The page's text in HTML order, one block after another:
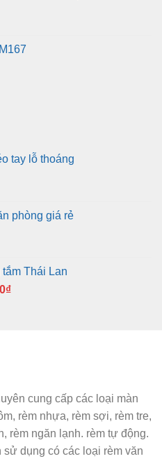
tay lỗ thoáng
phòng giá rẻ
Thái Lan
₫Giá
cung cấp các loại màn
rèm nhựa, rèm sợi, rèm tre,
rèm ngăn lạnh. rèm tự động.
dụng có các loại rèm văn